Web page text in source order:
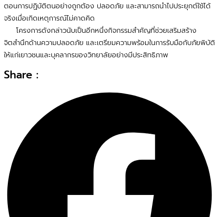
ตอนการปฏิบัติตนอย่างถูกต้อง ปลอดภัย และสามารถนำไปประยุกต์ใช้ได้
จริงเมื่อเกิดเหตุการณ์ไม่คาดคิด
โครงการดังกล่าวนับเป็นอีกหนึ่งกิจกรรมสำคัญที่ช่วยเสริมสร้าง
จิตสำนึกด้านความปลอดภัย และเตรียมความพร้อมในการรับมือกับภัยพิบัติ
ให้แก่เยาวชนและบุคลากรของวิทยาลัยอย่างมีประสิทธิภาพ
Share :